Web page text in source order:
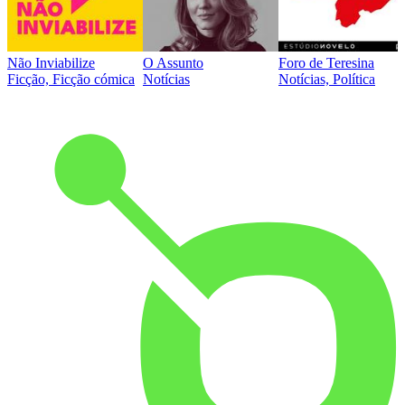
Não Inviabilize
Ficção, Ficção cómica
O Assunto
Notícias
Foro de Teresina
Notícias, Política